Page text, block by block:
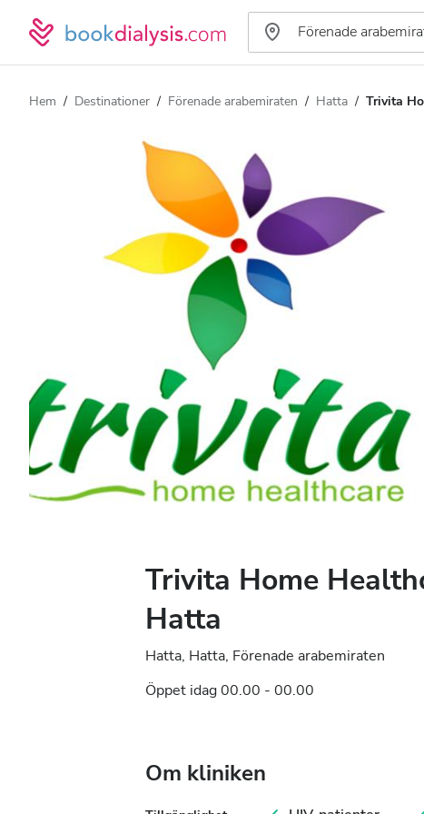
Hem Destinationer Förenade arabemiraten Hatta Trivita
Trivita Home
Hatta
Hatta, Hatta, Förenade arabemiraten
Öppet idag 00.00 - 00.00
Om kliniken